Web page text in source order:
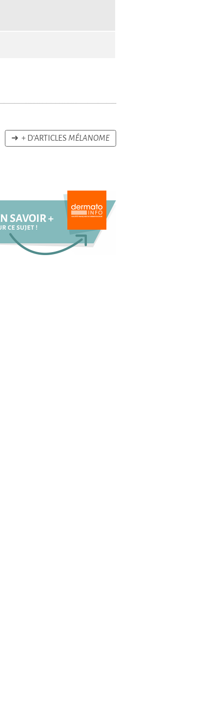
➜ + D’ARTICLESMÉLANOME